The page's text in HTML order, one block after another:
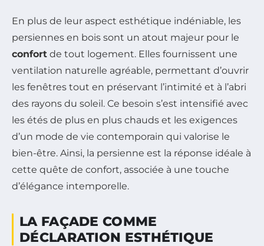
En plus de leur aspect esthétique indéniable, les
persiennes en bois sont un atout majeur pour le
confort de tout logement. Elles fournissent une
ventilation naturelle agréable, permettant d’ouvrir
les fenêtres tout en préservant l’intimité et à l’abri
des rayons du soleil. Ce besoin s’est intensifié avec
les étés de plus en plus chauds et les exigences
d’un mode de vie contemporain qui valorise le
bien-être. Ainsi, la persienne est la réponse idéale à
cette quête de confort, associée à une touche
d’élégance intemporelle.
LA FAÇADE COMME
DÉCLARATION ESTHÉTIQUE